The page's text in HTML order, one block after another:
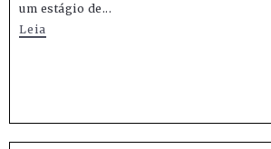
um estágio de...
Leia